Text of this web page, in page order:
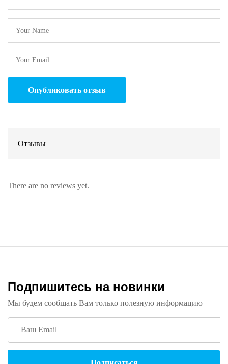
Отзывы
There are no reviews yet.
Подпишитесь на новинки
Мы будем сообщать Вам только полезную информацию